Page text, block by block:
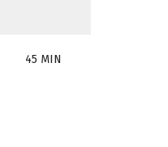
45 MIN